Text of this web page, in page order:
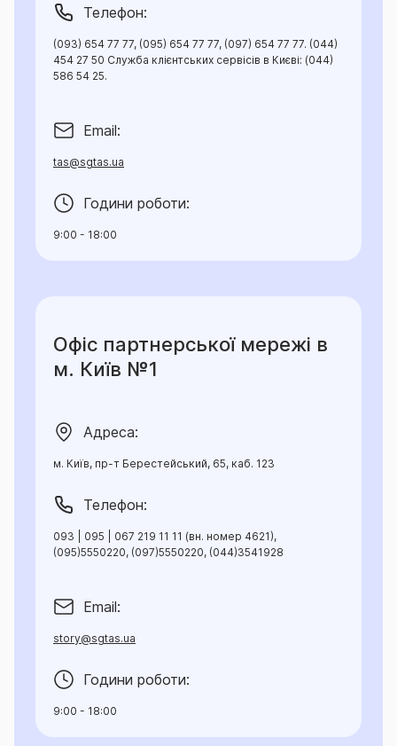
Телефон:
(093) 654 77 77, (095) 654 77 77, (097) 654 77 77. (044)
454 27 50 Служба клієнтських сервісів в Києві: (044)
586 54 25.
Email:
tas@sgtas.ua
Години роботи:
9:00 - 18:00
Офіс партнерської мережі в
м. Київ №1
Адреса:
м. Київ, пр-т Берестейський, 65, каб. 123
Телефон:
093 | 095 | 067 219 11 11 (вн. номер 4621),
(095)5550220, (097)5550220, (044)3541928
Email:
story@sgtas.ua
Години роботи:
9:00 - 18:00